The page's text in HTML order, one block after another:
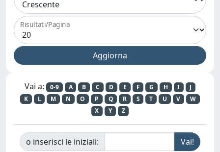
Risultati/Pagina
Vai a: 0-9 A B C D E F G H I
J
K
L M N O P Q R S T U V
W
X
Y Z
o inserisci le iniziali: